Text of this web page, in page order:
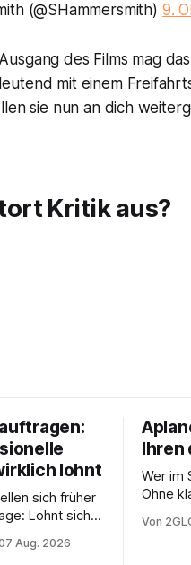
(@SHammersmith) 9.
des Films mag
mit einem
sie nun an dich
Kritik aus?
lohnt
sich früher
Lohnt sich
auch in
Aug. 2026
Ihren
Wer im
Ohne
Von